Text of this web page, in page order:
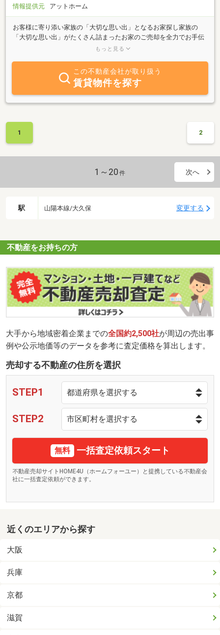
情報提供元 アットホーム
お客様に寄り添い家族の「大切な思い出」となるお家探し家族の
「大切な思い出」がたくさん詰まったお家のご売却を全力でお手伝
いします。明石市を拠点に主に不動産売買仲介を行っております。
介、収益物件の管理等を行います。
もっと見る
この不動産会社が取り扱う
賃貸物件を探す
1 2
1～20 件 次へ
駅 山陽本線/大久保 変更する
不動産をお持ちの方
大手から地域密着企業までの全国約2,500社が周辺の売出事
例や公示地価等のデータを参考に査定価格を算出します。
売却する不動産の住所を選択
STEP1
STEP2
無料 一括査定依頼スタート
不動産売却サイトHOME4U（ホームフォーユー）と提携している不動産会
社に一括査定依頼ができます。
近くのエリアから探す
大阪
兵庫
京都
滋賀